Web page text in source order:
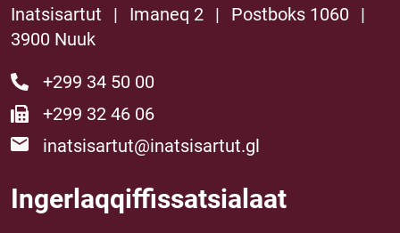
Inatsisartut | Imaneq 2 | Postboks 1060
|
3900 Nuuk
+299 34 50 00
+299 32 46 06
inatsisartut@inatsisartut.gl
Ingerlaqqiffissatsialaat